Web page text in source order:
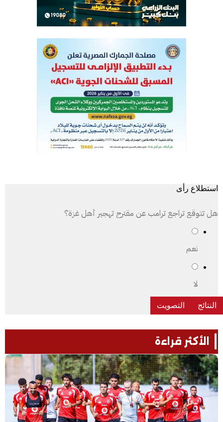
استطلاع رأى
هل تتوقع تراجع ترامب عن مقترح تهجير أهل غزة؟
نعم
لا
الأكثر قراءة